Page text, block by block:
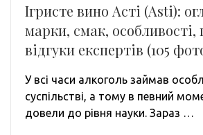
Ігристе вино Асті (Asti):
марки, смак, особливості,
відгуки експертів (105
У всі часи алкоголь займав
суспільстві, а тому в певний
довели до рівня науки. Зараз …